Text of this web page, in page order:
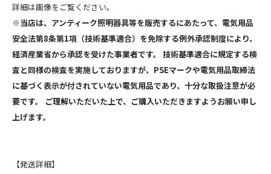
詳細は画像をご覧ください。
※当店は、アンティーク照明器具等を販売するにあたって、電気用品
安全法第8条第1項（技術基準適合）を免除する例外承認制度により、
経済産業省から承認を受けた事業者です。 技術基準適合に規定する検
査と同様の検査を実施しておりますが、PSEマークや電気用品取締法
に基づく表示が付されていない電気用品であり、十分な取扱注意が必
要です。 ご理解いただいた上で、ご購入いただきますようお願い申し
上げます。
【発送詳細】